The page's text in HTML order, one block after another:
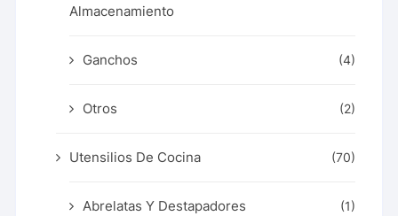
Almacenamiento
Ganchos (4)
Otros (2)
Utensilios De Cocina (70)
Abrelatas Y Destapadores (1)